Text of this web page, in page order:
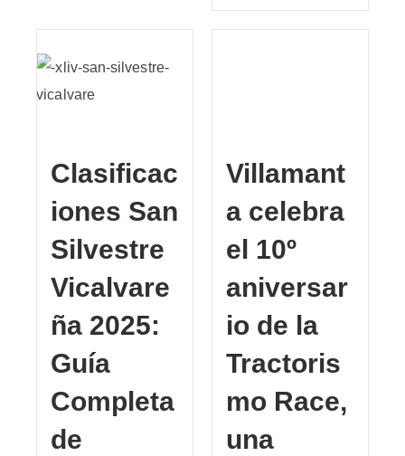
Clasificac
iones San
Silvestre
Vicalvare
ña 2025:
Guía
Completa
de
Villamant
a celebra
el 10º
aniversar
io de la
Tractoris
mo Race,
una